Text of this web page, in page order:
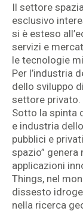
Il settore
esclusivo
si è esteso
servizi e
le tecnologie
Per l’industria
dello sviluppo
settore privato.
Sotto la spinta
e industria
pubblici e
spazio”
applicazioni
Things, nel
dissesto
nella ricerca